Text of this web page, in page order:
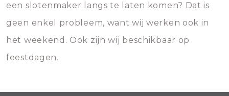
een slotenmaker langs te laten komen? Dat is
geen enkel probleem, want wij werken ook in
het weekend. Ook zijn wij beschikbaar op
feestdagen.